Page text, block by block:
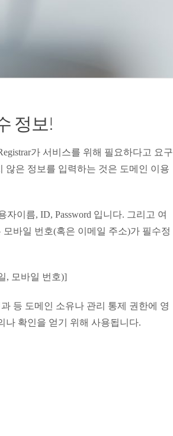
정보!
가 서비스를 위해 필요하다고 요구
않은 정보를 입력하는 것은 도메인 이용
이름, ID, Password 입니다. 그리고 여
바일 번호(혹은 이메일 주소)가 필수정
, 모바일 번호)]
등 도메인 소유나 관리 통제 권한에 영
나 확인을 얻기 위해 사용됩니다.